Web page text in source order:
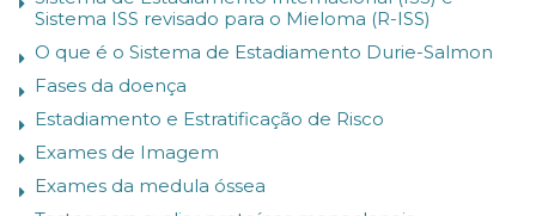
Sistema ISS revisado para o Mieloma (R-ISS)
O que é o Sistema de Estadiamento Durie-Salmon
Fases da doença
Estadiamento e Estratificação de Risco
Exames de Imagem
Exames da medula óssea